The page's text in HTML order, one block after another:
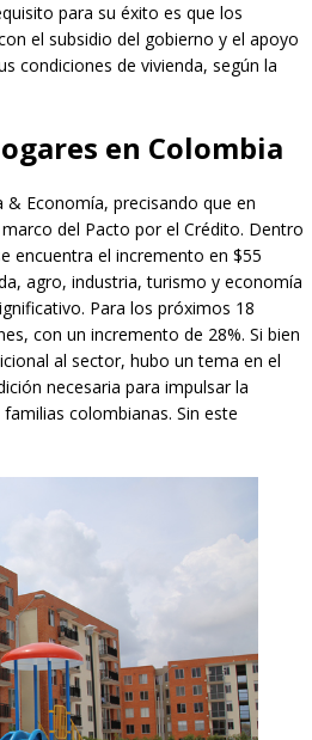
para su éxito es que los
el subsidio del gobierno y el apoyo
condiciones de vivienda, según la
en Colombia
Economía, precisando que en
del Pacto por el Crédito. Dentro
encuentra el incremento en $55
agro, industria, turismo y economía
Para los próximos 18
con un incremento de 28%. Si bien
al sector, hubo un tema en el
necesaria para impulsar la
colombianas. Sin este